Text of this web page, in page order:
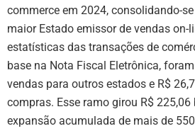
commerce em 2024, consolidando-
maior Estado emissor de vendas on-
estatísticas das transações de
base na Nota Fiscal Eletrônica,
vendas para outros estados e R$
compras. Esse ramo girou R$ 225,06
expansão acumulada de mais de